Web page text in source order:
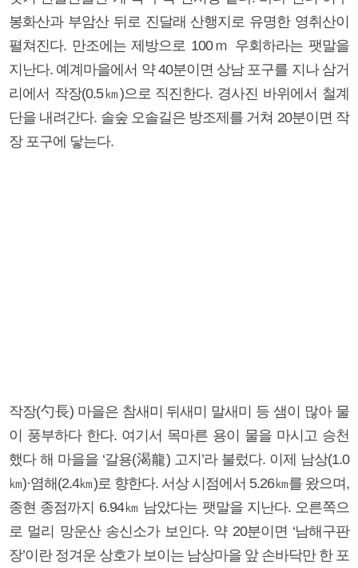
봉화산과 부암산 뒤로 진달래 산행지로 유명한 영취산이
펼쳐진다. 만조에는 제방으로 100ｍ 우회하라는 팻말을
지난다. 예계마을에서 약 40분이면 상남 포구를 지나 삼거
리에서 작장(0.5㎞)으로 직진한다. 경사진 바위에서 철계
단을 내려간다. 솔숲 오솔길은 방조제를 거쳐 20분이면 작
장 포구에 닿는다.
작장(勺長) 마을은 참새미 뒤새미 말새미 등 샘이 많아 물
이 풍부하다 한다. 여기서 목마른 용이 물을 마시고 승천
했다 해 마을을 ‘갈용(渴龍) 고지’라 불렀다. 이제 남상(1.0
㎞)·염해(2.4㎞)로 향한다. 서상 시점에서 5.26㎞를 왔으며,
종현 종점까지 6.94㎞ 남았다는 팻말을 지난다. 오른쪽으
로 멀리 망운산 송신소가 보인다. 약 20분이면 ‘남해구판
장’이란 정겨운 상호가 보이는 남상마을 앞 손바닥만 한 포